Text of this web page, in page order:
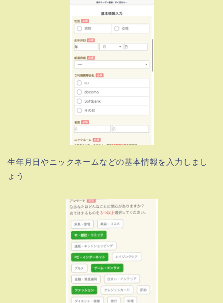
生年月日やニックネームなどの基本情報を入力しまし
ょう